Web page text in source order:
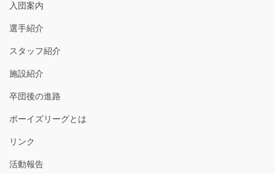
入団案内
選手紹介
スタッフ紹介
施設紹介
卒団後の進路
ボーイズリーグとは
リンク
活動報告